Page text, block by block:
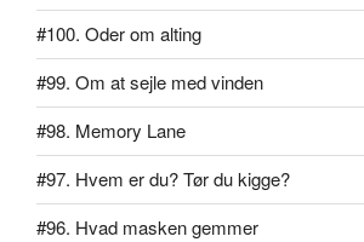
#100. Oder om alting
#99. Om at sejle med vinden
#98. Memory Lane
#97. Hvem er du? Tør du kigge?
#96. Hvad masken gemmer